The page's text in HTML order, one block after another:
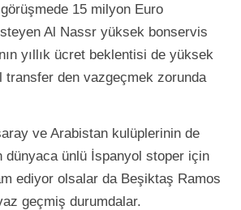
15 milyon Euro
Al Nassr yüksek bonservis
yıllık ücret beklentisi de yüksek
transfer den vazgeçmek zorunda
ve Arabistan kulüplerinin de
dünyaca ünlü İspanyol stoper için
ediyor olsalar da Beşiktaş Ramos
geçmiş durumdalar.